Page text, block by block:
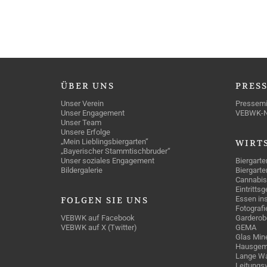
ÜBER UNS
Unser Verein
Unser Engagement
Unser Team
Unsere Erfolge
„Mein Lieblingsbiergarten“
„Bayerischer Stammtischbruder“
Unser soziales Engagement
Bildergalerie
FOLGEN SIE UNS
VEBWK auf Facebook
VEBWK auf X (Twitter)
VEBWK-
Essen
GEMA
Glas
Lange